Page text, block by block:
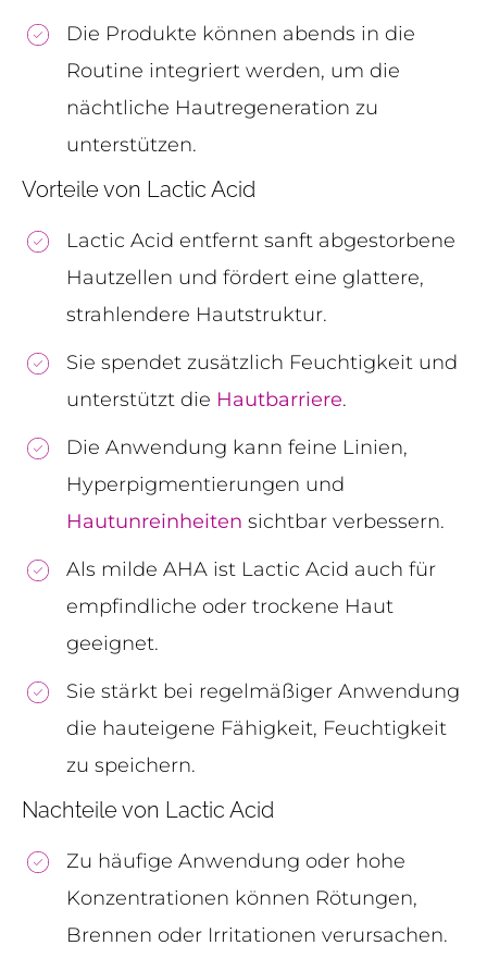
Die Produkte können abends in die
Routine integriert werden, um die
nächtliche Hautregeneration zu
unterstützen.
Vorteile von Lactic Acid
Lactic Acid entfernt sanft abgestorbene
Hautzellen und fördert eine glattere,
strahlendere Hautstruktur.
Sie spendet zusätzlich Feuchtigkeit und
unterstützt die Hautbarriere.
Die Anwendung kann feine Linien,
Hyperpigmentierungen und
Hautunreinheiten sichtbar verbessern.
Als milde AHA ist Lactic Acid auch für
empfindliche oder trockene Haut
geeignet.
Sie stärkt bei regelmäßiger Anwendung
die hauteigene Fähigkeit, Feuchtigkeit
zu speichern.
Nachteile von Lactic Acid
Zu häufige Anwendung oder hohe
Konzentrationen können Rötungen,
Brennen oder Irritationen verursachen.